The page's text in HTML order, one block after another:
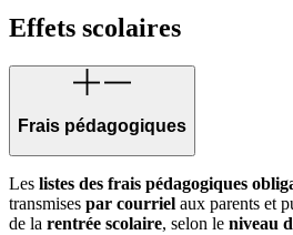
Effets scolaires
Frais pédagogiques
Les listes des frais pédagogiques
transmises par courriel aux parents et
de la rentrée scolaire, selon le niveau